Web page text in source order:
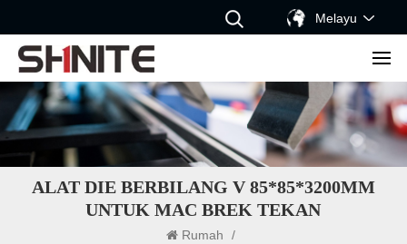
Melayu
ALAT DIE BERBILANG V 85*85*3200MM
UNTUK MAC BREK TEKAN
Rumah
/